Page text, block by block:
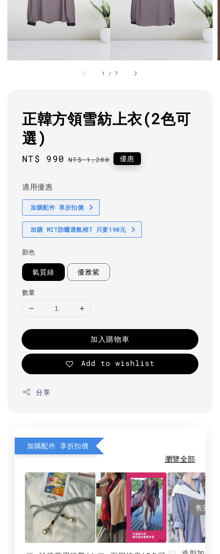
1 /7
正韓方領雪紡上衣(2色可
選)
Sale
NT$ 990 Regular
NT$ 1,280 優惠
適用優惠
加購配件 享折扣價
加購 MIT防曬透氣棉T 只要190元
顏色
氣質綠 優雅紫
數量
加入購物車
Add to wishlist
分享
加購配件 享折扣價
瀏覽全部
售完